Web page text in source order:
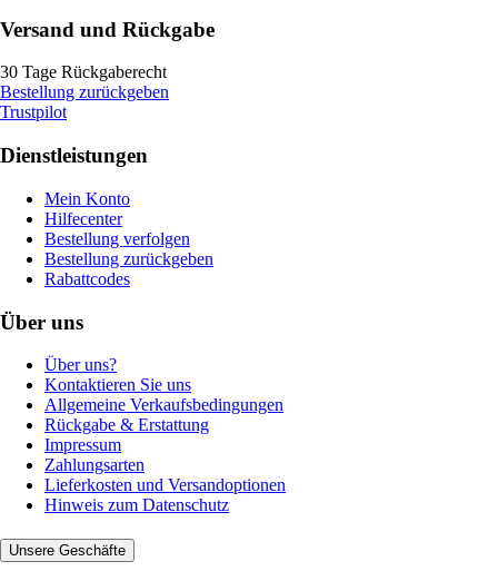
Versand und Rückgabe
30 Tage Rückgaberecht
Bestellung zurückgeben
Trustpilot
Dienstleistungen
Mein Konto
Hilfecenter
Bestellung verfolgen
Bestellung zurückgeben
Rabattcodes
Über uns
Über uns?
Kontaktieren Sie uns
Allgemeine Verkaufsbedingungen
Rückgabe & Erstattung
Impressum
Zahlungsarten
Lieferkosten und Versandoptionen
Hinweis zum Datenschutz
Unsere Geschäfte